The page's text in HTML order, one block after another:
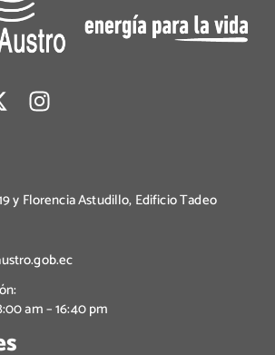
y Florencia Astudillo, Edificio Tadeo
am – 16:40 pm